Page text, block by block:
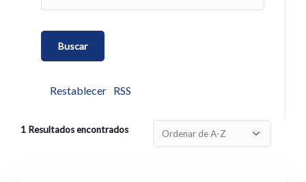
Restablecer RSS
1 Resultados encontrados